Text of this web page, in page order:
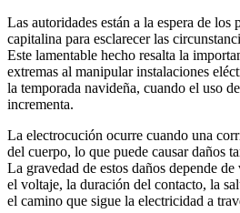
Las autoridades están a la espera de los
capitalina para esclarecer las
Este lamentable hecho resalta la
extremas al manipular instalaciones
la temporada navideña, cuando el uso
incrementa.
La electrocución ocurre cuando una
del cuerpo, lo que puede causar daños
La gravedad de estos daños depende
el voltaje, la duración del contacto, la
el camino que sigue la electricidad a